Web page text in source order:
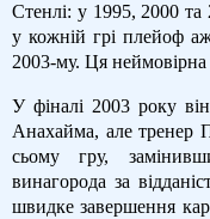
Стенлі: у 1995, 2000
у кожній грі плейоф
2003-му. Ця неймовірна
У фіналі 2003 року
Анахайма, але тренер
сьому гру,
винагорода за
швидке завершення